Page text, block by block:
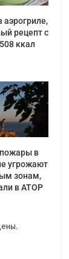
аэрогриле,
рецепт с
ккал
в
угрожают
зонам,
в АТОР